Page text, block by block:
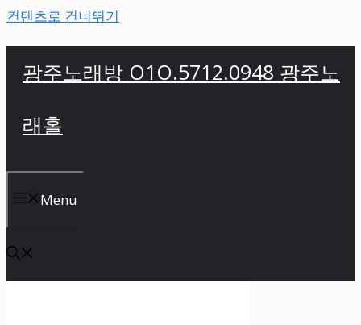
컨텐츠로 건너뛰기
광주노래방 O1O.5712.0948 광주노
래홀
Menu